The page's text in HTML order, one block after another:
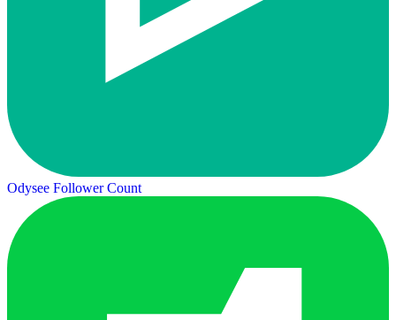
Odysee Follower Count